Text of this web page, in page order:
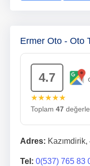
Ermer Oto - Oto
4.7
★★★★★
Toplam 47
Adres:
Tel: 0(537) 765 83